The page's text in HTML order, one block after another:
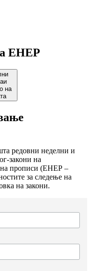
ЕНЕР
на
редовни неделни и
закони на
на прописи (ЕНЕР –
за следење на
на закони.